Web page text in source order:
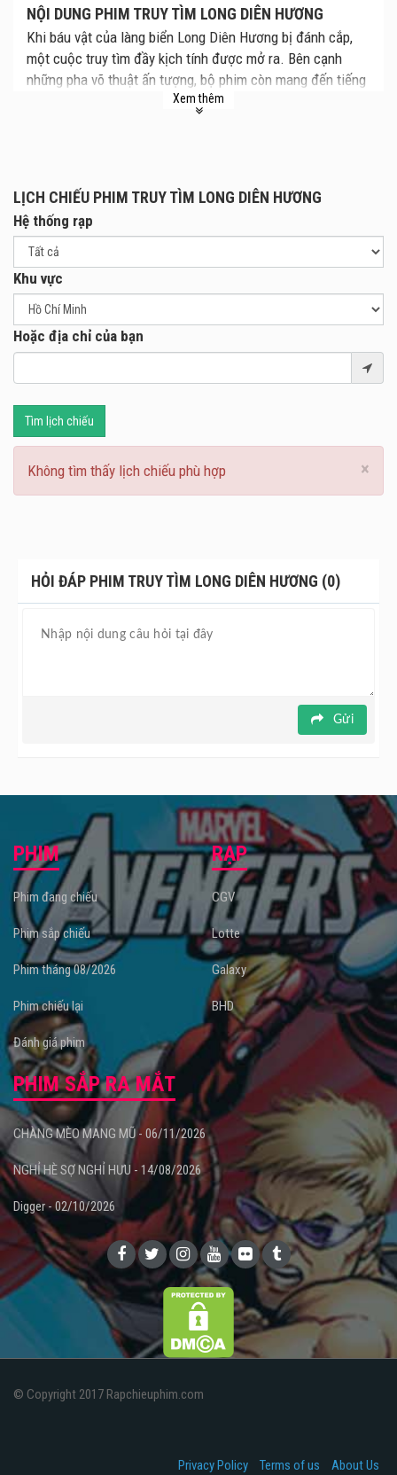
NỘI DUNG PHIM TRUY TÌM LONG DIÊN HƯƠNG
Khi báu vật của làng biển Long Diên Hương bị đánh cắp,
một cuộc truy tìm đầy kịch tính được mở ra. Bên cạnh
những pha võ thuật ấn tượng, bộ phim còn mang đến tiếng
cười, tình đoàn kết và những giá trị nhân văn sâu sắc của
Xem thêm
LỊCH CHIẾU PHIM TRUY TÌM LONG DIÊN HƯƠNG
Hệ thống rạp
Khu vực
Hoặc địa chỉ của bạn
Tìm lịch chiếu
×
Không tìm thấy lịch chiếu phù hợp
HỎI ĐÁP PHIM TRUY TÌM LONG DIÊN HƯƠNG (0)
Gửi
PHIM
Phim đang chiếu
Phim sắp chiếu
Phim tháng 08/2026
Phim chiếu lại
Đánh giá phim
RẠP
CGV
Lotte
Galaxy
BHD
PHIM SẮP RA MẮT
CHÀNG MÈO MANG MŨ - 06/11/2026
NGHỈ HÈ SỢ NGHỈ HƯU - 14/08/2026
Digger - 02/10/2026
© Copyright 2017 Rapchieuphim.com
Privacy Policy Terms of us About Us